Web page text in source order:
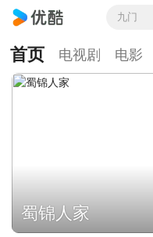
九门
首页 电视剧 电影
蜀锦人家